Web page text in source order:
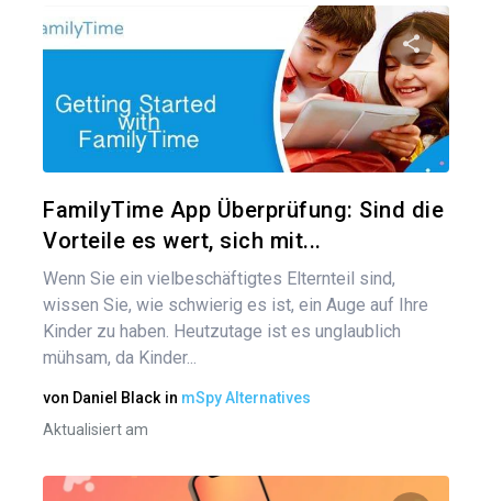
Diesen
FamilyTime App Überprüfung: Sind die
Vorteile es wert, sich mit...
Wenn Sie ein vielbeschäftigtes Elternteil sind,
wissen Sie, wie schwierig es ist, ein Auge auf Ihre
Kinder zu haben. Heutzutage ist es unglaublich
mühsam, da Kinder...
von Daniel Black in mSpy Alternatives
Aktualisiert am